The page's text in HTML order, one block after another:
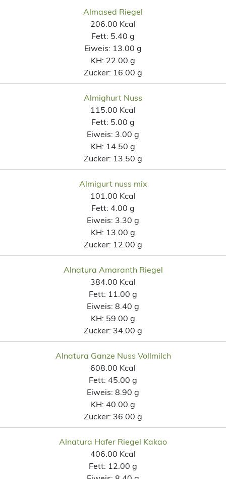
Almased Riegel
206.00 Kcal
Fett: 5.40 g
Eiweis: 13.00 g
KH: 22.00 g
Zucker: 16.00 g
Almighurt Nuss
115.00 Kcal
Fett: 5.00 g
Eiweis: 3.00 g
KH: 14.50 g
Zucker: 13.50 g
Almigurt nuss mix
101.00 Kcal
Fett: 4.00 g
Eiweis: 3.30 g
KH: 13.00 g
Zucker: 12.00 g
Alnatura Amaranth Riegel
384.00 Kcal
Fett: 11.00 g
Eiweis: 8.40 g
KH: 59.00 g
Zucker: 34.00 g
Alnatura Ganze Nuss Vollmilch
608.00 Kcal
Fett: 45.00 g
Eiweis: 8.90 g
KH: 40.00 g
Zucker: 36.00 g
Alnatura Hafer Riegel Kakao
406.00 Kcal
Fett: 12.00 g